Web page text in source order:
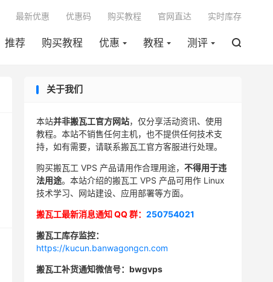
推荐 购买教程 优惠 教程 测评 
最新优惠 优惠码 购买教程 官网直达 实时库存
关于我们
本站并非搬瓦工官方网站，仅分享活动资讯、使用
教程。本站不销售任何主机，也不提供任何技术支
持，如有需要，请联系搬瓦工官方客服进行处理。
购买搬瓦工 VPS 产品请用作合理用途， 不得用于违
法用途。本站介绍的搬瓦工 VPS 产品可用作 Linux
技术学习、网站建设、应用部署等方面。
搬瓦工最新消息通知 QQ 群： 250754021
搬瓦工库存监控：
https://kucun.banwagongcn.com
搬瓦工补货通知微信号：bwgvps